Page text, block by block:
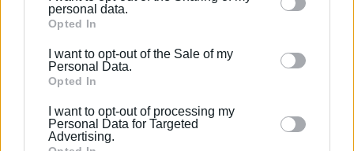
Please note that this website/app uses one or more
Google services and may gather and store information
behaviour. You may click to grant or deny consent to
Google and its third-party tags to use your data for
section.
personal data.
Opted In
I want to opt-out of the Sale of my
Personal Data.
Opted In
I want to opt-out of processing my
Personal Data for Targeted
Advertising.
του νησιού. Η Περιφέρεια συμμετείχε, τόσο στην
τελετή έναρξης, όσο και στην τελετή λήξης και
απονομής, τιμώντας την προσφορά του Θωμά
Γραμματικού.
Οι Χρήστος Άνθης και Σπύρος Αργυρός, τέλος, είχαν
συνάντηση εργασίας με τον Δήμαρχο Παξών, Σπύρο
Βλαχόπουλο, παρουσία του Διευθύνοντος Συμβούλου